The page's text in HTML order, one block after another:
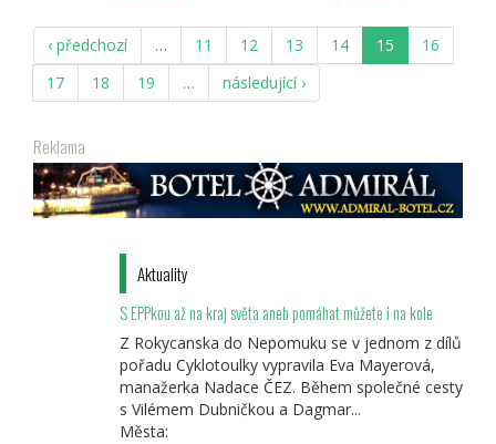
‹ předchozí … 11 12 13 14 15
16
17
18 19 … následující ›
Reklama
Aktuality
S EPPkou až na kraj světa aneb pomáhat můžete i na kole
Z Rokycanska do Nepomuku se v jednom z dílů
pořadu Cyklotoulky vypravila Eva Mayerová,
manažerka Nadace ČEZ. Během společné cesty
s Vilémem Dubničkou a Dagmar...
Města: